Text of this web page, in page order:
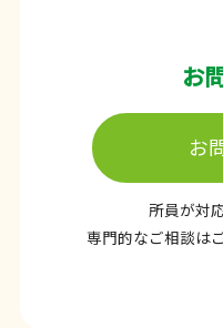
お
お
所員が対
専門的なご相談は